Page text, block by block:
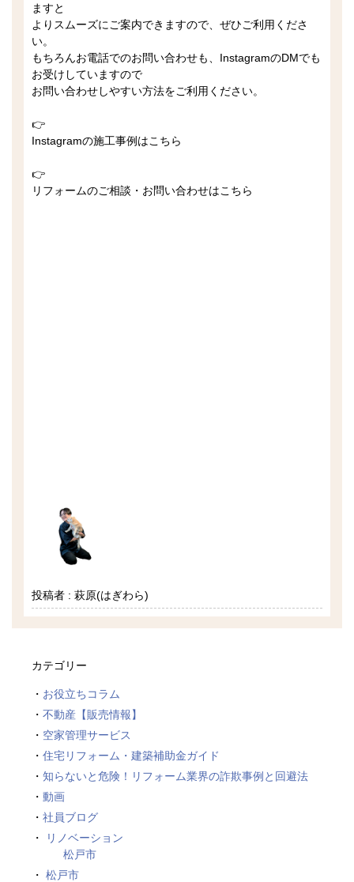
ますと
よりスムーズにご案内できますので、ぜひご利用くださ
い。
もちろんお電話でのお問い合わせも、InstagramのDMでも
お受けしていますので
お問い合わせしやすい方法をご利用ください。
👉
Instagramの施工事例はこちら
👉
リフォームのご相談・お問い合わせはこちら
投稿者 : 萩原(はぎわら)
カテゴリー
お役立ちコラム
不動産【販売情報】
空家管理サービス
住宅リフォーム・建築補助金ガイド
知らないと危険！リフォーム業界の詐欺事例と回避法
動画
社員ブログ
リノベーション
松戸市
松戸市